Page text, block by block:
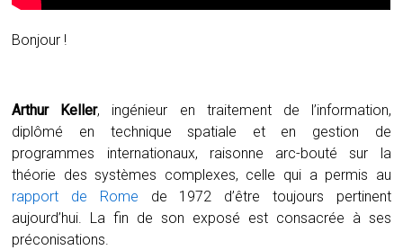
Bonjour !
Arthur Keller, ingénieur en traitement de l’information,
diplômé en technique spatiale et en gestion de
programmes internationaux, raisonne arc-bouté sur la
théorie des systèmes complexes, celle qui a permis au
rapport de Rome de 1972 d’être toujours pertinent
aujourd’hui. La fin de son exposé est consacrée à ses
préconisations.